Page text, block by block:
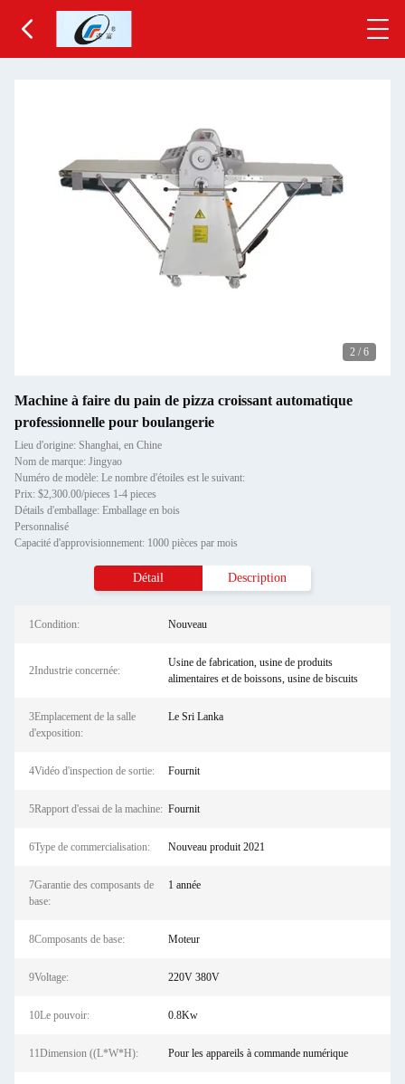
2 / 6
Machine à faire du pain de pizza croissant automatique
professionnelle pour boulangerie
Lieu d'origine: Shanghai, en Chine
Nom de marque: Jingyao
Numéro de modèle: Le nombre d'étoiles est le suivant:
Prix: $2,300.00/pieces 1-4 pieces
Détails d'emballage: Emballage en bois
Personnalisé
Capacité d'approvisionnement: 1000 pièces par mois
Détail Description
1Condition: Nouveau
2Industrie concernée:
Usine de fabrication, usine de produits
alimentaires et de boissons, usine de biscuits
3Emplacement de la salle
d'exposition:
Le Sri Lanka
4Vidéo d'inspection de sortie: Fournit
5Rapport d'essai de la machine: Fournit
6Type de commercialisation: Nouveau produit 2021
7Garantie des composants de
base:
1 année
8Composants de base: Moteur
9Voltage: 220V 380V
10Le pouvoir: 0.8Kw
11Dimension ((L*W*H): Pour les appareils à commande numérique